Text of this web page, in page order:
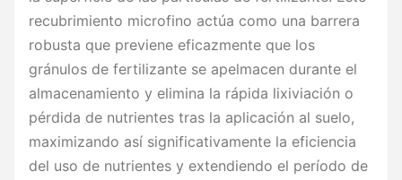
recubrimiento microfino actúa como una barrera
robusta que previene eficazmente que los
gránulos de fertilizante se apelmacen durante el
almacenamiento y elimina la rápida lixiviación o
pérdida de nutrientes tras la aplicación al suelo,
maximizando así significativamente la eficiencia
del uso de nutrientes y extendiendo el período de